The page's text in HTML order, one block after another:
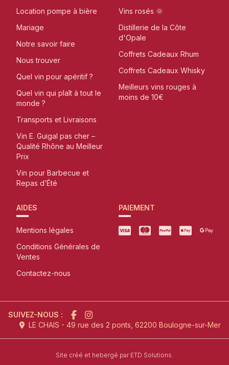
Location pompe à bière
Mariage
Notre savoir faire
Nous trouver
Quel vin pour apéritif ?
Quel vin qui plaît à tout le
monde ?
Transports et Livraisons
Vin E. Guigal pas cher –
Qualité Rhône au Meilleur
Prix
Vin pour Barbecue et
Repas d’Été
Vins rosés 🌞
Distillerie de la Côte
d'Opale
Coffrets Cadeaux Rhum
Coffrets Cadeaux Whisky
Meilleurs vins rouges à
moins de 10€
AIDES
Mentions légales
Conditions Générales de
Ventes
Contactez-nous
PAIEMENT
SUIVEZ-NOUS :
LE CHAIS - 49 rue des 2 ponts, 62200 Boulogne-sur-Mer
Site créé et hebergé parl'agence de création de site
ETD Solutions.